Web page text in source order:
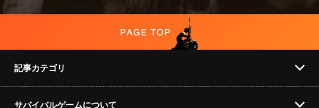
記事カテゴリ
NEWS
サバイバルゲームについて